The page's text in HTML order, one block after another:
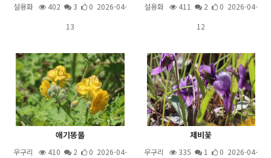
설용화 402 3
0 2026-04-
13
설용화 411 2
0 2026-04-
12
애기똥풀
우구리 410 2 0 2026-04-
제비꽃
우구리 335 1 0 2026-04-